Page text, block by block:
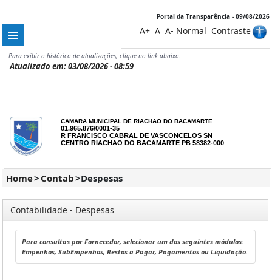
Portal da Transparência - 09/08/2026
A+ A A- Normal Contraste
Para exibir o histórico de atualizações, clique no link abaixo:
Atualizado em: 03/08/2026 - 08:59
CAMARA MUNICIPAL DE RIACHAO DO BACAMARTE
01.965.876/0001-35
R FRANCISCO CABRAL DE VASCONCELOS SN
CENTRO RIACHAO DO BACAMARTE PB 58382-000
Home> Contab>Despesas
Contabilidade - Despesas
Para consultas por Fornecedor, selecionar um dos seguintes módulos:
Empenhos, SubEmpenhos, Restos a Pagar, Pagamentos ou Liquidação.